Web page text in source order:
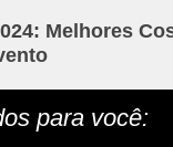
Melhores
para você: